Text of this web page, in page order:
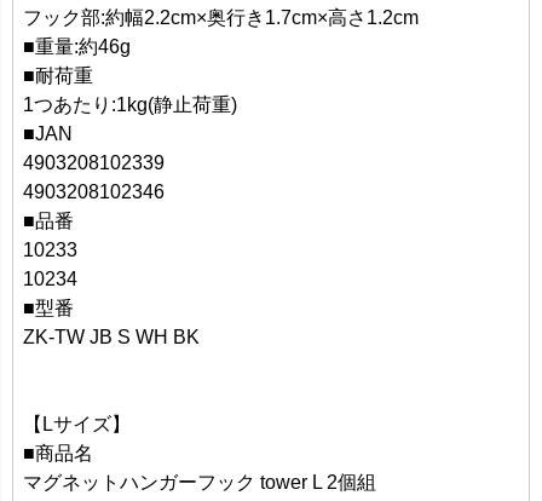
フック部:約幅2.2cm×奥行き1.7cm×高さ1.2cm
■重量:約46g
■耐荷重
1つあたり:1kg(静止荷重)
■JAN
4903208102339
4903208102346
■品番
10233
10234
■型番
ZK-TW JB S WH BK
【Lサイズ】
■商品名
マグネットハンガーフック tower L 2個組